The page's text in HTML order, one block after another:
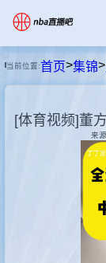
当前位置:首页>集锦>
来